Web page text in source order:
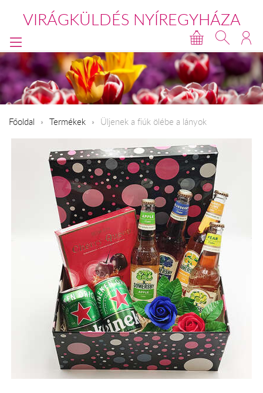
VIRÁGKÜLDÉS NYÍREGYHÁZA
Főoldal Termékek Üljenek a fiúk ölébe a lányok